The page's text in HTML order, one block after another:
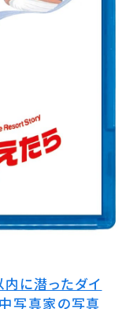
に潜ったダイ
写真家の写真